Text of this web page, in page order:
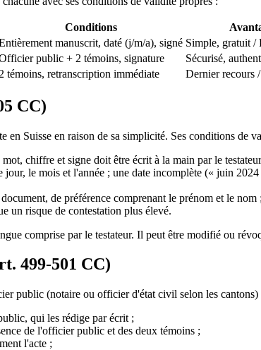
Conditions
manuscrit, daté (j/m/a), signé Simple, gratuit /
public + 2 témoins, signature
Sécurisé,
2 témoins, retranscription immédiate Dernier recours
CC)
en Suisse en raison de sa simplicité. Ses conditions de
mot, chiffre et signe doit être écrit à la main par le
jour, le mois et l'année ; une date incomplète (« juin
de préférence comprenant le prénom et le
un risque de contestation plus élevé.
comprise par le testateur. Il peut être modifié ou
499-501 CC)
public (notaire ou officier d'état civil selon les cantons)
qui les rédige par écrit ;
de l'officier public et des deux témoins ;
l'acte ;